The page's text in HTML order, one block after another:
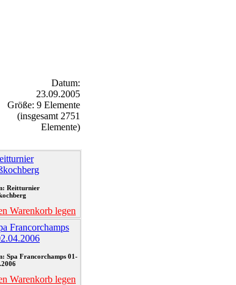
Datum:
23.09.2005
Größe: 9 Elemente
(insgesamt 2751
Elemente)
Reitturnier
Warenkorb legen
Spa Francorchamps 01-
Warenkorb legen